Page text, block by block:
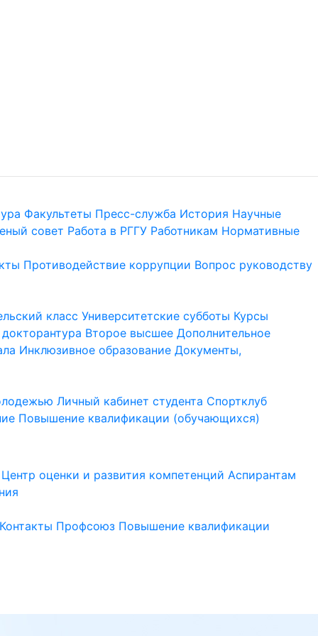
Факультеты Пресс-служба История Научные
совет Работа в РГГУ Работникам Нормативные
Противодействие коррупции Вопрос руководству
класс Университетские субботы Курсы
Второе высшее Дополнительное
Инклюзивное образование Документы,
Личный кабинет студента Спортклуб
Повышение квалификации (обучающихся)
Центр оценки и развития компетенций Аспирантам
Контакты Профсоюз Повышение квалификации